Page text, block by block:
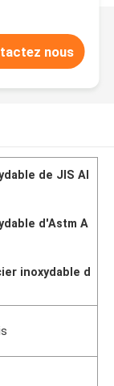
nous
de JIS AI
d'Astm A
inoxydable d